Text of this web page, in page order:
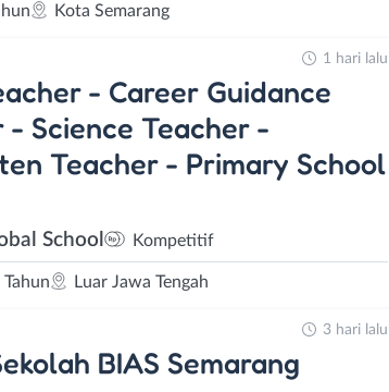
Kota Semarang
- Career Guidance
- Science Teacher -
Teacher - Primary School
School Kompetitif
Luar Jawa Tengah
1 hari lalu
BIAS Semarang
3 hari lalu